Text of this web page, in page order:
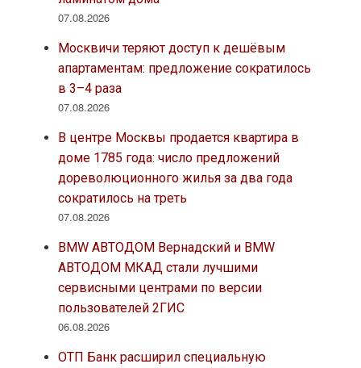
07.08.2026
Москвичи теряют доступ к дешёвым
апартаментам: предложение сократилось
в 3–4 раза
07.08.2026
В центре Москвы продается квартира в
доме 1785 года: число предложений
дореволюционного жилья за два года
сократилось на треть
07.08.2026
BMW АВТОДОМ Вернадский и BMW
АВТОДОМ МКАД стали лучшими
сервисными центрами по версии
пользователей 2ГИС
06.08.2026
ОТП Банк расширил специальную